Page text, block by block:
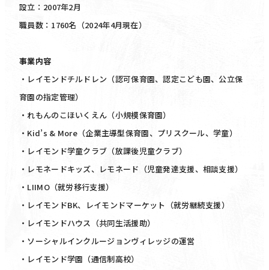
設立：2007年2月
職員数：1760名（2024年4月現在）
事業内容
・レイモンドチルドレン（認可保育園、認定こども園、公立保
育園の指定管理）
・れもんのこほいくえん（小規模保育園）
・Kid’s & More（企業主導型保育園、プリスクール、学童）
・レイモンド学童クラブ（放課後児童クラブ）
・レモネードキッズ、レモネード（児童発達支援、相談支援）
・LIIMO（就労移行支援）
・レイモンドBK、レイモンドマーケット（就労継続支援）
・レイモンドハウス（共同生活援助）
・ソーシャルインクルージョンヴィレッジの運営
・レイモンド学園（通信制高校）